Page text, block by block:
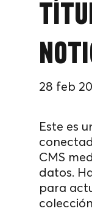
28 feb
Este es
CMS
datos.
para